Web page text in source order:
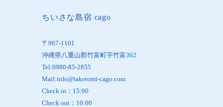
ちいさな島宿 cago
〒907-1101
沖縄県八重山郡竹富町字竹富362
Tel:0980-85-2855
Mail:info@taketomi-cago.com
Check in：15:00
Check out：10:00